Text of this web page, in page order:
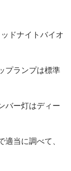
ドナイトバイオ
プランプは標準
バー灯はディー
当に調べて、